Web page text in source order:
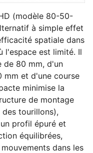
(modèle 80-50-
à simple effet
spatiale dans
l'espace est limité. Il
de 80 mm, d'un
mm et d'une course
minimise la
de montage
tourillons),
profil épuré et
équilibrées,
dans les